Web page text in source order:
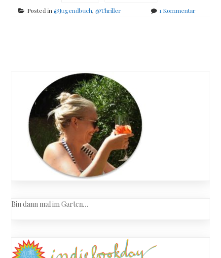
Posted in@Jugendbuch,@Thriller 1 Kommentarzu
navigation
Bin dann mal im Garten…